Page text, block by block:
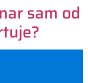
sam od